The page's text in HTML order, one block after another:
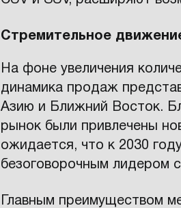
Стремительное
На фоне увеличения
динамика продаж
Азию и Ближний Восток.
рынок были привлечены
ожидается, что к 2030
безоговорочным лидером
Главным преимуществом